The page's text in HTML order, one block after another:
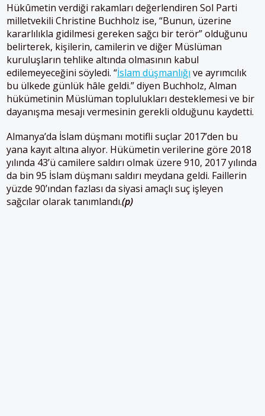
Hükûmetin verdiği rakamları değerlendiren Sol Parti
milletvekili Christine Buchholz ise, “Bunun, üzerine
kararlılıkla gidilmesi gereken sağcı bir terör” olduğunu
belirterek, kişilerin, camilerin ve diğer Müslüman
kuruluşların tehlike altında olmasının kabul
edilemeyeceğini söyledi. “İslam düşmanlığı ve ayrımcılık
bu ülkede günlük hâle geldi.” diyen Buchholz, Alman
hükümetinin Müslüman toplulukları desteklemesi ve bir
dayanışma mesajı vermesinin gerekli olduğunu kaydetti.
Almanya’da İslam düşmanı motifli suçlar 2017’den bu
yana kayıt altına alıyor. Hükümetin verilerine göre 2018
yılında 43’ü camilere saldırı olmak üzere 910, 2017 yılında
da bin 95 İslam düşmanı saldırı meydana geldi. Faillerin
yüzde 90’ından fazlası da siyasi amaçlı suç işleyen
sağcılar olarak tanımlandı.(p)